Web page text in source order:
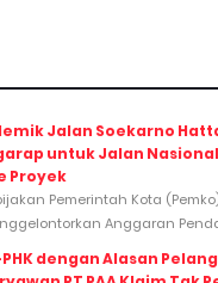
Jalan Soekarno
untuk Jalan
Proyek
Pemerintah Kota
Anggaran
dengan Alasan